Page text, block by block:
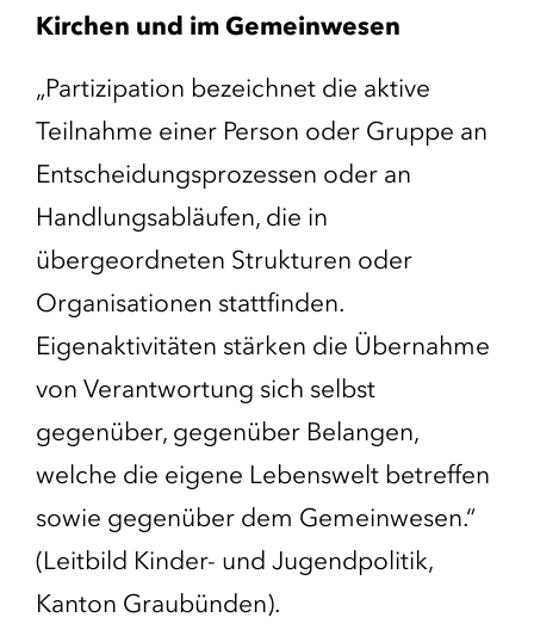
Kirchen und im Gemeinwesen
„Partizipation bezeichnet die aktive
Teilnahme einer Person oder Gruppe an
Entscheidungsprozessen oder an
Handlungsabläufen, die in
übergeordneten Strukturen oder
Organisationen stattfinden.
Eigenaktivitäten stärken die Übernahme
von Verantwortung sich selbst
gegenüber, gegenüber Belangen,
welche die eigene Lebenswelt betreffen
sowie gegenüber dem Gemeinwesen.“
(Leitbild Kinder- und Jugendpolitik,
Kanton Graubünden).